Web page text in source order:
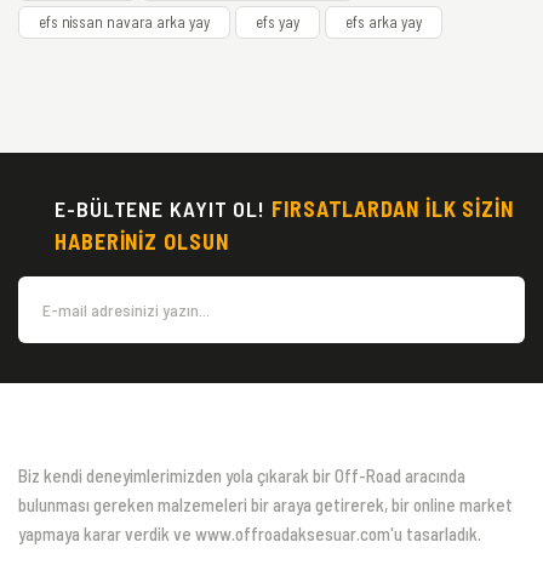
efs nissan navara arka yay
efs yay efs arka yay
E-BÜLTENE KAYIT OL! FIRSATLARDAN İLK SİZİN
HABERİNİZ OLSUN
Biz kendi deneyimlerimizden yola çıkarak bir Off-Road aracında
bulunması gereken malzemeleri bir araya getirerek, bir online market
yapmaya karar verdik ve www.offroadaksesuar.com'u tasarladık.